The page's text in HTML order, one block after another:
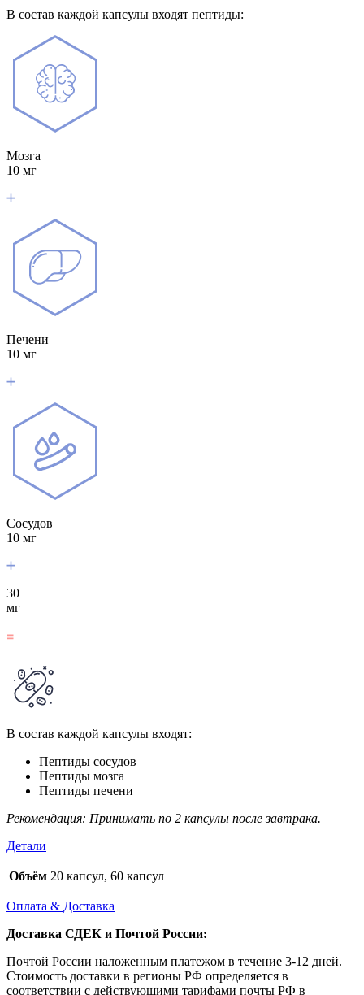
В состав каждой капсулы входят пептиды:
Мозга
10 мг
Печени
10 мг
Сосудов
10 мг
30
мг
В состав каждой капсулы входят:
Пептиды сосудов
Пептиды мозга
Пептиды печени
Рекомендация: Принимать по 2 капсулы после завтрака.
Детали
Объём 20 капсул, 60 капсул
Оплата & Доставка
Доставка СДЕК и Почтой России:
Почтой России наложенным платежом в течение 3-12 дней.
Стоимость доставки в регионы РФ определяется в
соответствии с действующими тарифами почты РФ в